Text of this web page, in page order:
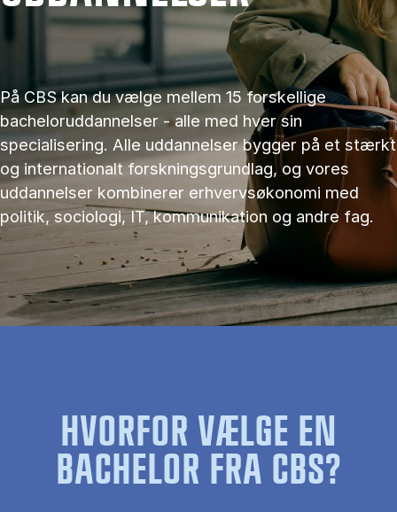
På CBS kan du vælge mellem 15 forskellige
bacheloruddannelser - alle med hver sin
specialisering. Alle uddannelser bygger på et stærkt
og internationalt forskningsgrundlag, og vores
uddannelser kombinerer erhvervsøkonomi med
politik, sociologi, IT, kommunikation og andre fag.
HVORFOR VÆLGE EN
BACHELOR FRA CBS?